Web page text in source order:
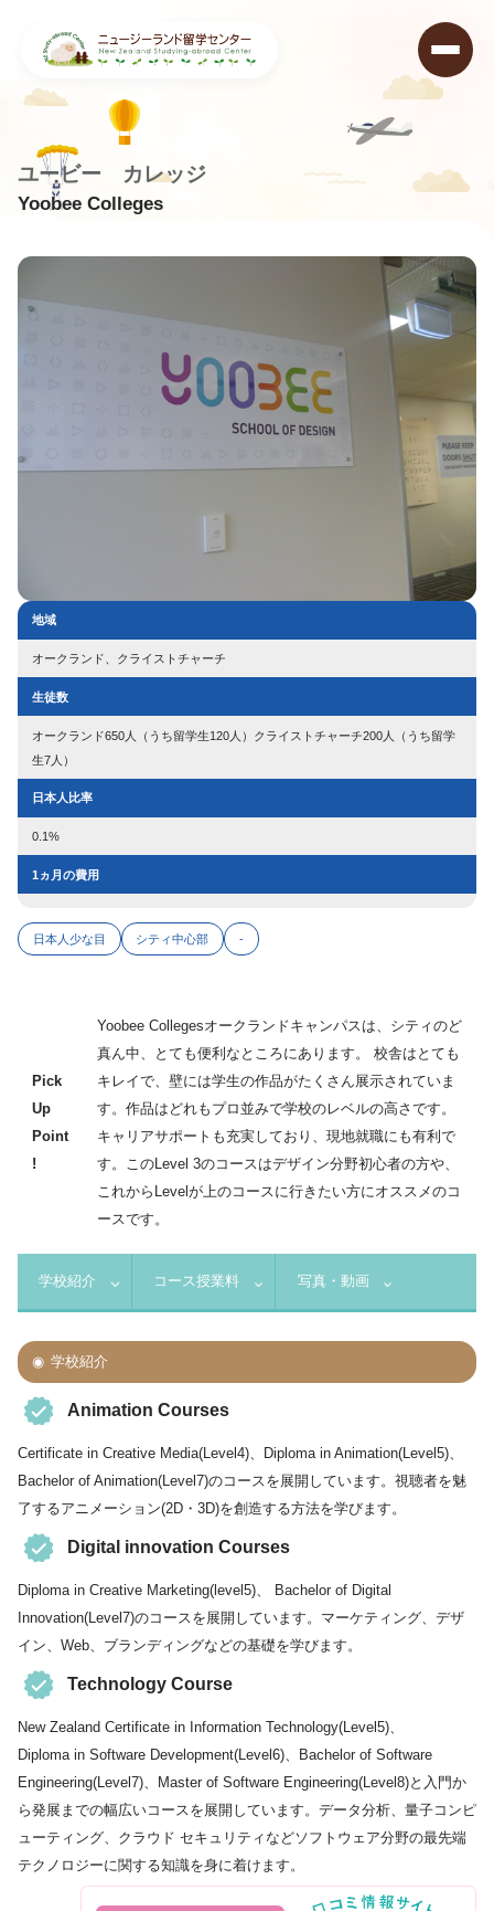
Yoobee Colleges
ユービー カレッジ
ニュージーランド留学センター Yoobee Colleges
地域
オークランド、クライストチャーチ
生徒数
オークランド650人（うち留学生120人）クライストチャーチ200人（うち留学
生7人）
日本人比率
0.1%
1ヵ月の費用
日本人少な目 シティ中心部 -
Pick
Up
Point
!
Yoobee Collegesオークランドキャンパスは、シティのど
真ん中、とても便利なところにあります。 校舎はとても
キレイで、壁には学生の作品がたくさん展示されていま
す。作品はどれもプロ並みで学校のレベルの高さです。
キャリアサポートも充実しており、現地就職にも有利で
す。このLevel 3のコースはデザイン分野初心者の方や、
これからLevelが上のコースに行きたい方にオススメのコ
ースです。
学校紹介 コース授業料 写真・動画
学校紹介
Animation Courses
Certificate in Creative Media(Level4)、Diploma in Animation(Level5)、
Bachelor of Animation(Level7)のコースを展開しています。視聴者を魅
了するアニメーション(2D・3D)を創造する方法を学びます。
Digital innovation Courses
Diploma in Creative Marketing(level5)、 Bachelor of Digital
Innovation(Level7)のコースを展開しています。マーケティング、デザ
イン、Web、ブランディングなどの基礎を学びます。
Technology Course
New Zealand Certificate in Information Technology(Level5)、
Diploma in Software Development(Level6)、Bachelor of Software
Engineering(Level7)、Master of Software Engineering(Level8)と入門か
ら発展までの幅広いコースを展開しています。データ分析、量子コンピ
ューティング、クラウド セキュリティなどソフトウェア分野の最先端
テクノロジーに関する知識を身に着けます。